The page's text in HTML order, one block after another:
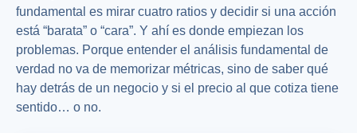
fundamental es mirar cuatro ratios y decidir si una acción
está “barata” o “cara”. Y ahí es donde empiezan los
problemas. Porque entender el análisis fundamental de
verdad no va de memorizar métricas, sino de saber qué
hay detrás de un negocio y si el precio al que cotiza tiene
sentido… o no.